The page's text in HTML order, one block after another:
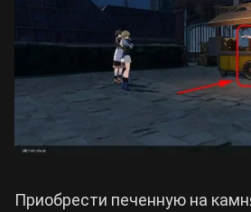
Приобрести печенную на